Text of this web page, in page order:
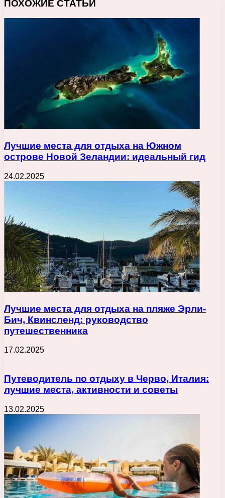
ПОХОЖИЕ СТАТЬИ
Лучшие места для отдыха на Южном
острове Новой Зеландии: идеальный гид
24.02.2025
Лучшие места для отдыха на пляже Эрли-
Бич, Квинсленд: руководство
путешественника
17.02.2025
Путеводитель по отдыху в Черво, Италия:
лучшие места, активности и советы
13.02.2025